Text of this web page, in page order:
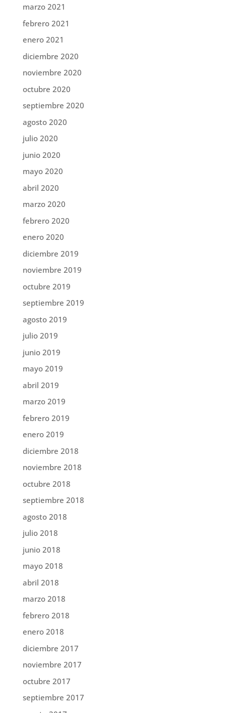
marzo 2021
febrero 2021
enero 2021
diciembre 2020
noviembre 2020
octubre 2020
septiembre 2020
agosto 2020
julio 2020
junio 2020
mayo 2020
abril 2020
marzo 2020
febrero 2020
enero 2020
diciembre 2019
noviembre 2019
octubre 2019
septiembre 2019
agosto 2019
julio 2019
junio 2019
mayo 2019
abril 2019
marzo 2019
febrero 2019
enero 2019
diciembre 2018
noviembre 2018
octubre 2018
septiembre 2018
agosto 2018
julio 2018
junio 2018
mayo 2018
abril 2018
marzo 2018
febrero 2018
enero 2018
diciembre 2017
noviembre 2017
octubre 2017
septiembre 2017